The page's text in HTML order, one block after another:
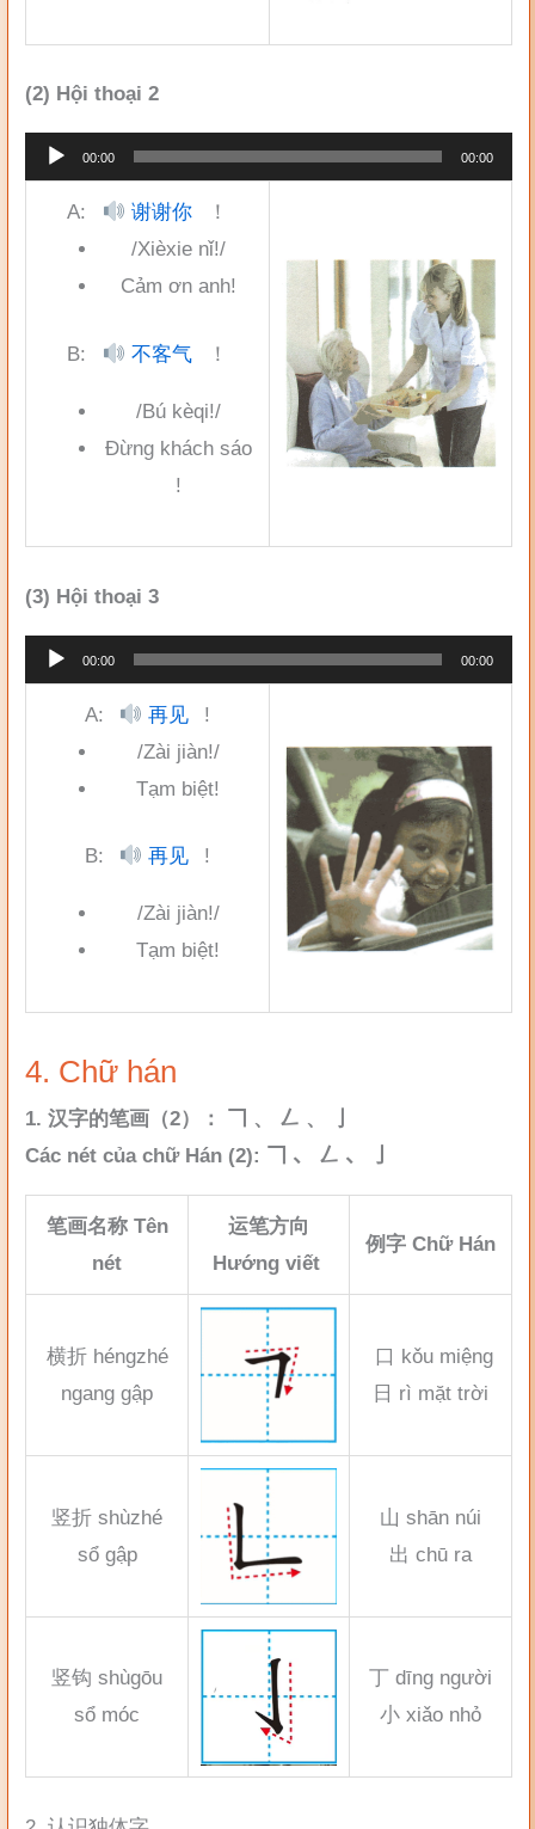
(2) Hội thoại 2
Trình
phát
00:00 00:00
A: 谢谢你
！
/Xièxie nǐ!/
Cảm ơn anh!
B: 不客气 ！
/Bú kèqi!/
Đừng khách sáo
!
(3) Hội thoại 3
Trình
phát
00:00 00:00
A: 再见
!
/Zài jiàn!/
Tạm biệt!
B: 再见 !
/Zài jiàn!/
Tạm biệt!
4. Chữ hán
1. 汉字的笔画（2）： 𠃍 、 𠃋 、 亅
Các nét của chữ Hán (2): 𠃍 、 𠃋 、 亅
笔画名称 Tên
nét
运笔方向
Hướng viết
例字 Chữ Hán
横折 héngzhé
ngang gập
口 kǒu miệng
日 rì mặt trời
竖折 shùzhé
sổ gập
山 shān núi
出 chū ra
竖钩 shùgōu
sổ móc
丁 dīng người
小 xiǎo nhỏ